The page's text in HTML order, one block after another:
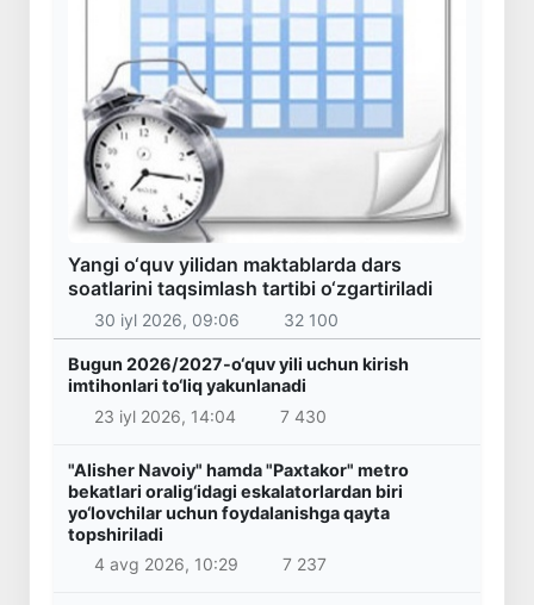
Yangi o‘quv yilidan maktablarda dars
soatlarini taqsimlash tartibi o‘zgartiriladi
30 iyl 2026, 09:06 32 100
Bugun 2026/2027-o‘quv yili uchun kirish
imtihonlari to‘liq yakunlanadi
23 iyl 2026, 14:04
7 430
"Alisher Navoiy" hamda "Paxtakor" metro
bekatlari oralig‘idagi eskalatorlardan biri
yo‘lovchilar uchun foydalanishga qayta
topshiriladi
4 avg 2026, 10:29
7 237